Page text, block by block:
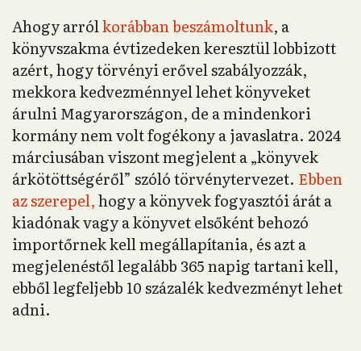
Ahogy arrólkorábban beszámoltunk, a
könyvszakma évtizedeken keresztül lobbizott
azért, hogy törvényi erővel szabályozzák,
mekkora kedvezménnyel lehet könyveket
árulni Magyarországon, de a mindenkori
kormány nem volt fogékony a javaslatra. 2024
márciusában viszont megjelent a „könyvek
árkötöttségéről” szóló törvénytervezet. Ebben
az szerepel,hogy a könyvek fogyasztói árát a
kiadónak vagy a könyvet elsőként behozó
importőrnek kell megállapítania, és azt a
megjelenéstől legalább 365 napig tartani kell,
ebből legfeljebb 10 százalék kedvezményt lehet
adni.